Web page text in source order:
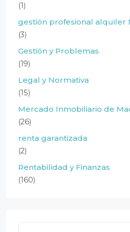
(1)
gestión profesional alquiler
(3)
Gestión y Problemas
(19)
Legal y Normativa
(15)
Mercado Inmobiliario de
(26)
renta garantizada
(2)
Rentabilidad y Finanzas
(160)